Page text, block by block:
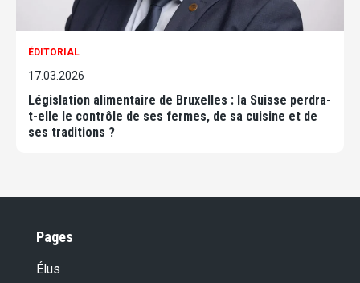
ÉDITORIAL
17.03.2026
Législation alimentaire de Bruxelles : la Suisse perdra-
t-elle le contrôle de ses fermes, de sa cuisine et de
ses traditions ?
Pages
Élus